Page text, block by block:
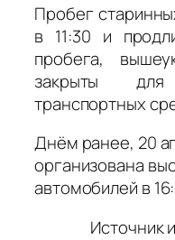
Пробег
в 11:30 и
пробега,
закрыты
транспортных
Днём ранее, 20
организована
автомобилей в
Источник